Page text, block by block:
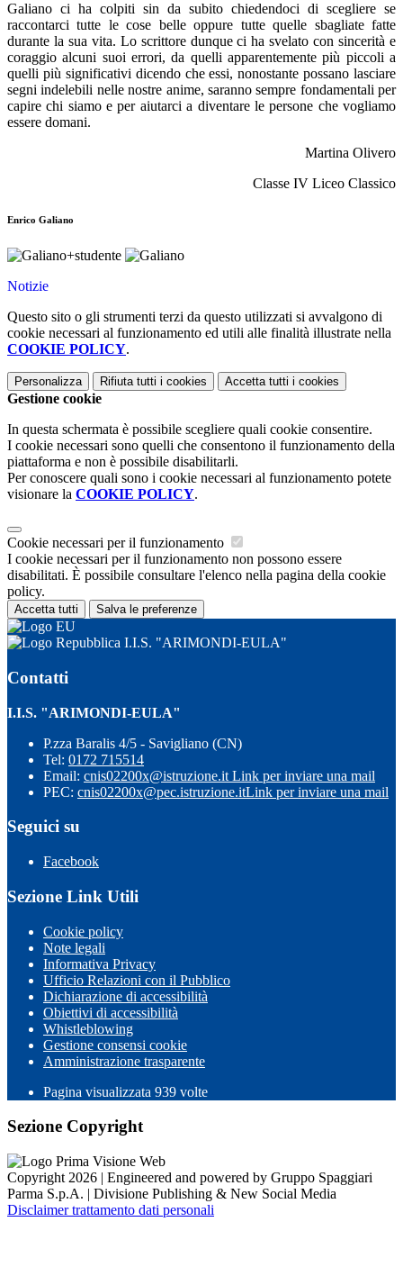
Galiano ci ha colpiti sin da subito chiedendoci di scegliere se
raccontarci tutte le cose belle oppure tutte quelle sbagliate fatte
durante la sua vita. Lo scrittore dunque ci ha svelato con sincerità e
coraggio alcuni suoi errori, da quelli apparentemente più piccoli a
quelli più significativi dicendo che essi, nonostante possano lasciare
segni indelebili nelle nostre anime, saranno sempre fondamentali per
capire chi siamo e per aiutarci a diventare le persone che vogliamo
essere domani.
Martina Olivero
Classe IV Liceo Classico
Enrico Galiano
Notizie
Questo sito o gli strumenti terzi da questo utilizzati si avvalgono di
cookie necessari al funzionamento ed utili alle finalità illustrate nella
COOKIE POLICY.
Personalizza Rifiuta tutti i cookies Accetta tutti i cookies
Gestione cookie
In questa schermata è possibile scegliere quali cookie consentire.
I cookie necessari sono quelli che consentono il funzionamento della
piattaforma e non è possibile disabilitarli.
Per conoscere quali sono i cookie necessari al funzionamento potete
visionare la COOKIE POLICY.
Cookie necessari per il funzionamento
I cookie necessari per il funzionamento non possono essere
disabilitati. È possibile consultare l'elenco nella pagina della cookie
policy.
Accetta tutti Salva le preferenze
I.I.S. "ARIMONDI-EULA"
Contatti
I.I.S. "ARIMONDI-EULA"
P.zza Baralis 4/5 - Savigliano (CN)
Tel: 0172 715514
Email: cnis02200x@istruzione.it Link per inviare una mail
PEC: cnis02200x@pec.istruzione.itLink per inviare una mail
Seguici su
Facebook
Sezione Link Utili
Cookie policy
Note legali
Informativa Privacy
Ufficio Relazioni con il Pubblico
Dichiarazione di accessibilità
Obiettivi di accessibilità
Whistleblowing
Gestione consensi cookie
Amministrazione trasparente
Pagina visualizzata 939 volte
Sezione Copyright
Copyright 2026 | Engineered and powered by Gruppo Spaggiari
Parma S.p.A. | Divisione Publishing & New Social Media
Disclaimer trattamento dati personali